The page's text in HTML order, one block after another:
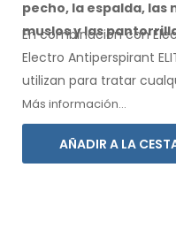
pecho, la espalda, las
muslosy las
En combinación con
Electro Antiperspirant
utilizan para tratar
incluyen instrucciones de
Más información...
AÑADIR A LA